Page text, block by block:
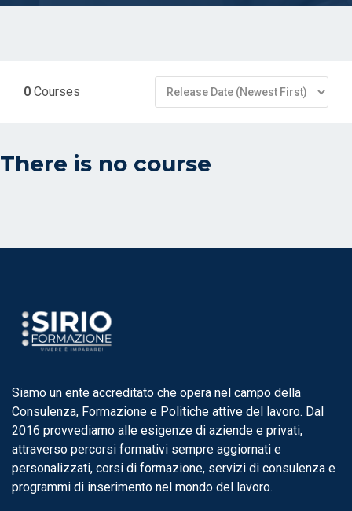
0 Courses
There is no course
Siamo un ente accreditato che opera nel campo della
Consulenza, Formazione e Politiche attive del lavoro. Dal
2016 provvediamo alle esigenze di aziende e privati,
attraverso percorsi formativi sempre aggiornati e
personalizzati, corsi di formazione, servizi di consulenza e
programmi di inserimento nel mondo del lavoro.